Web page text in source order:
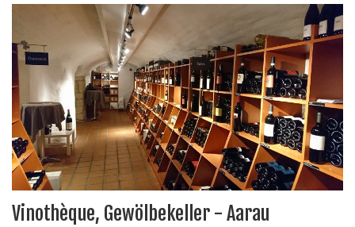
Vinothèque, Gewölbekeller - Aarau